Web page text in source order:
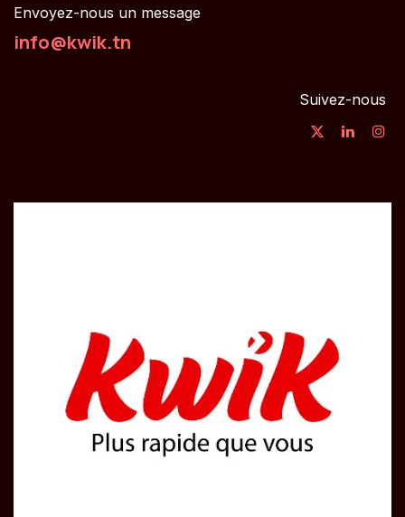
Envoyez-nous un message
info@kwik.tn
Suivez-nous